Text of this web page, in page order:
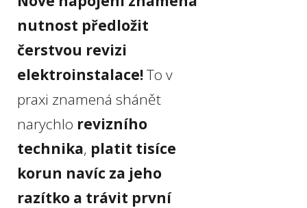
nutnost předložit
čerstvou revizi
elektroinstalace!To v
praxi znamená shánět
narychlo revizního
technika, platit tisíce
korun navíc za jeho
razítko a trávit první